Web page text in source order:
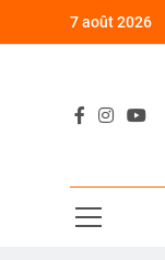
7 août 2026